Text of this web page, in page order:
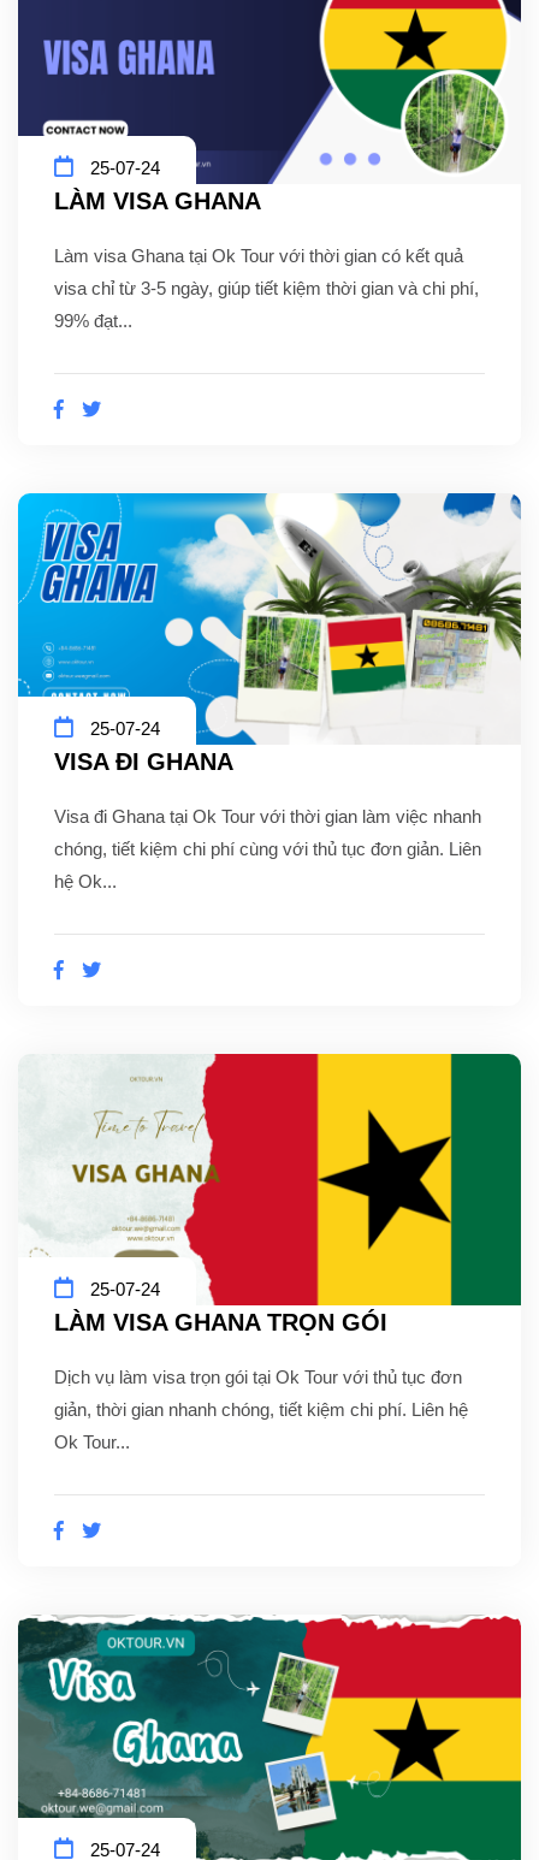
25-07-24
LÀM VISA GHANA
Làm visa Ghana tại Ok Tour với thời gian có kết quả
visa chỉ từ 3-5 ngày, giúp tiết kiệm thời gian và chi phí,
99% đạt...
25-07-24
VISA ĐI GHANA
Visa đi Ghana tại Ok Tour với thời gian làm việc nhanh
chóng, tiết kiệm chi phí cùng với thủ tục đơn giản. Liên
hệ Ok...
25-07-24
LÀM VISA GHANA TRỌN GÓI
Dịch vụ làm visa trọn gói tại Ok Tour với thủ tục đơn
giản, thời gian nhanh chóng, tiết kiệm chi phí. Liên hệ
Ok Tour...
25-07-24